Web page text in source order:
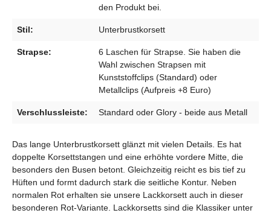
den Produkt bei.
Stil: Unterbrustkorsett
Strapse:
6 Laschen für Strapse. Sie haben die
Wahl zwischen Strapsen mit
Kunststoffclips (Standard) oder
Metallclips (Aufpreis +8 Euro)
Verschlussleiste: Standard oder Glory - beide aus Metall
Das lange Unterbrustkorsett glänzt mit vielen Details. Es hat
doppelte Korsettstangen und eine erhöhte vordere Mitte, die
besonders den Busen betont. Gleichzeitig reicht es bis tief zu
Hüften und formt dadurch stark die seitliche Kontur. Neben
normalen Rot erhalten sie unsere Lackkorsett auch in dieser
besonderen Rot-Variante. Lackkorsetts sind die Klassiker unter